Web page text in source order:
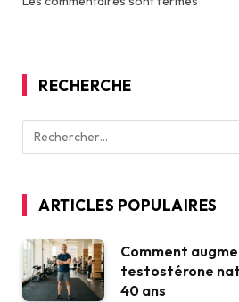
RECHERCHE
ARTICLES POPULAIRES
Comment
testostérone
40 ans